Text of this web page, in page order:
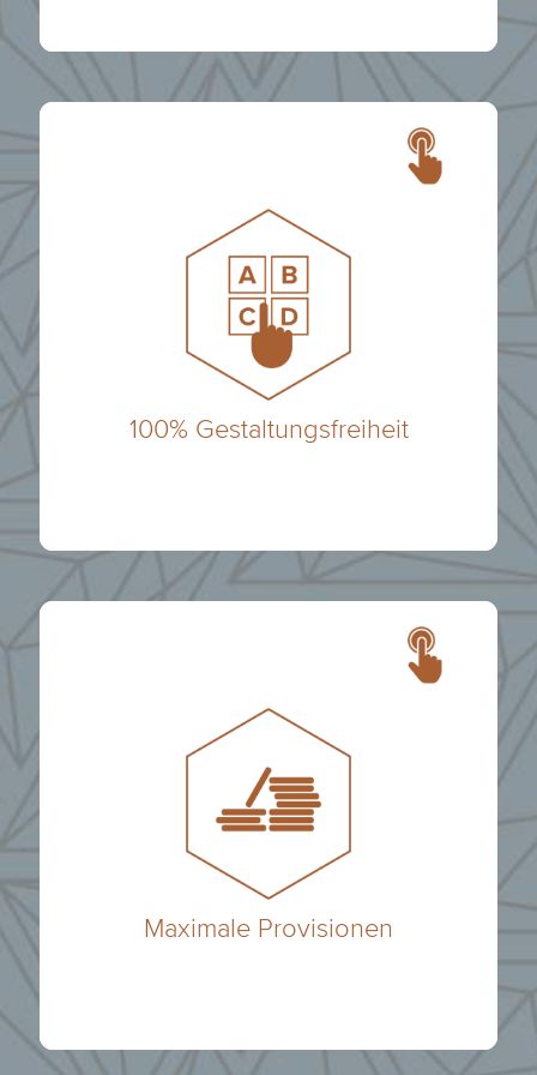
100% Gestaltungsfreiheit
Vom Handelsvertreter bis zum
Großvertrieb, als ROCKSOLID Berater
oder mit Deiner eigenen Marke – wir
haben für jeden die passende Lösung
Maximale Provisionen
Durch unsere Großkundenkonditionen
schütten wir Dir die maximale Provision
aus. Zusätzlich erhältst Du
Superprovision auf das von Dir
vermittelte Geschäft.